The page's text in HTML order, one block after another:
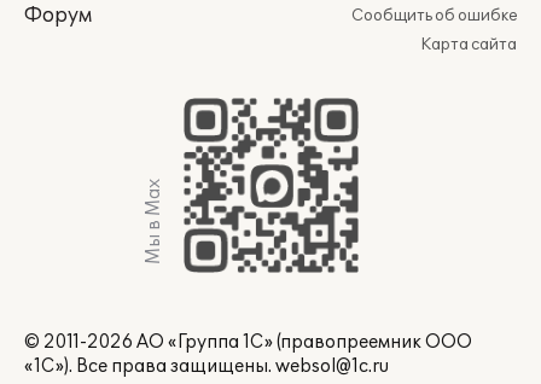
Форум
Сообщить об ошибке
Карта сайта
Мы в Max
© 2011-2026 АО «Группа 1С» (правопреемник ООО
«1С»). Все права защищены. websol@1c.ru